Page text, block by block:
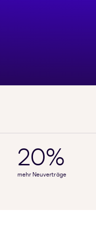
20%
mehr Neuverträge